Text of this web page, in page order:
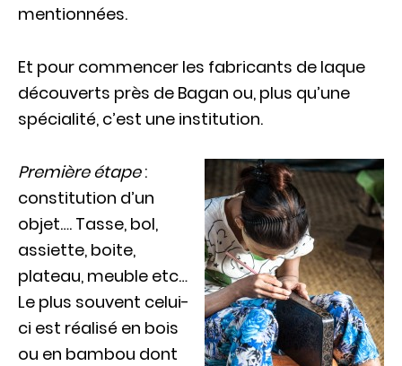
mentionnées.
Et pour commencer les fabricants de laque
découverts près de Bagan ou, plus qu’une
spécialité, c’est une institution.
Première étape:
constitution d’un
objet…. Tasse, bol,
assiette, boite,
plateau, meuble etc…
Le plus souvent celui-
ci est réalisé en bois
ou en bambou dont